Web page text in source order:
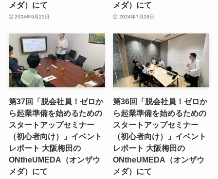
メダ）にて
2024年9月22日
メダ）にて
2024年7月28日
第37回「脱会社員！ゼロか
ら起業準備を始めるための
スタートアップセミナー
（初心者向け）」イベント
レポート 大阪梅田の
ONtheUMEDA（オンザウ
メダ）にて
第36回「脱会社員！ゼロか
ら起業準備を始めるための
スタートアップセミナー
（初心者向け）」イベント
レポート 大阪梅田の
ONtheUMEDA（オンザウ
メダ）にて